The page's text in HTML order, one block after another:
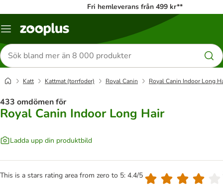
Fri hemleverans från 499 kr**
Katalogmeny
Sök
efter
produkter
Katt Kattmat (torrfoder) Royal Canin Royal Canin Indoor Long
433 omdömen för
Royal Canin Indoor Long Hair
Ladda upp din produktbild
This is a stars rating area from zero to 5: 4.4/5